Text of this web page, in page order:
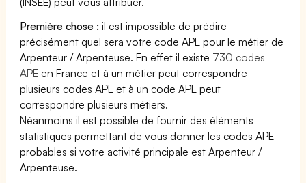
Première chose : il est impossible de prédire
précisément quel sera votre code APE pour le métier de
Arpenteur / Arpenteuse. En effet il existe 730 codes
APE en France et à un métier peut correspondre
plusieurs codes APE et à un code APE peut
correspondre plusieurs métiers.
Néanmoins il est possible de fournir des éléments
statistiques permettant de vous donner les codes APE
probables si votre activité principale est Arpenteur /
Arpenteuse.